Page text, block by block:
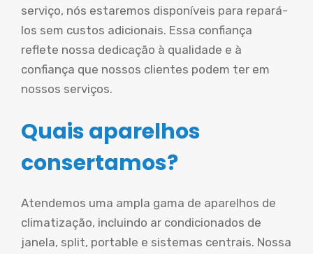
serviço, nós estaremos disponíveis para repará-
los sem custos adicionais. Essa confiança
reflete nossa dedicação à qualidade e à
confiança que nossos clientes podem ter em
nossos serviços.
Quais aparelhos
consertamos?
Atendemos uma ampla gama de aparelhos de
climatização, incluindo ar condicionados de
janela, split, portable e sistemas centrais. Nossa